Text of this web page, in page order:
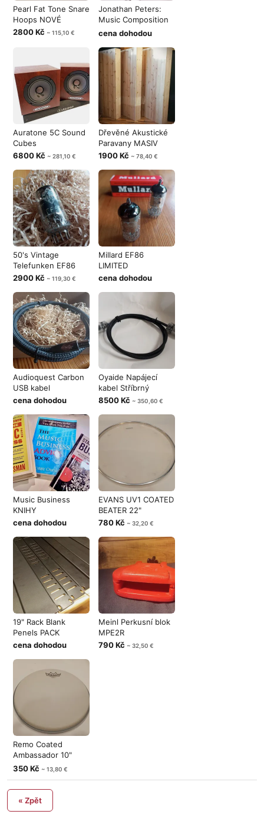
Pearl Fat Tone Snare
Hoops NOVÉ
2800 Kč ~ 115,10 €
Jonathan Peters:
Music Composition
1, 2
cena dohodou
Auratone 5C Sound
Cubes
6800 Kč ~ 281,10 €
Dřevěné Akustické
Paravany MASIV
1900 Kč ~ 78,40 €
50's Vintage
Telefunken EF86
2900 Kč ~ 119,30 €
Millard EF86
LIMITED
cena dohodou
Audioquest Carbon
USB kabel
cena dohodou
Oyaide Napájecí
kabel Stříbrný
8500 Kč ~ 350,60 €
Music Business
KNIHY
cena dohodou
EVANS UV1 COATED
BEATER 22"
780 Kč ~ 32,20 €
19" Rack Blank
Penels PACK
cena dohodou
Meinl Perkusní blok
MPE2R
790 Kč ~ 32,50 €
Remo Coated
Ambassador 10"
NEW
350 Kč ~ 13,80 €
« Zpět